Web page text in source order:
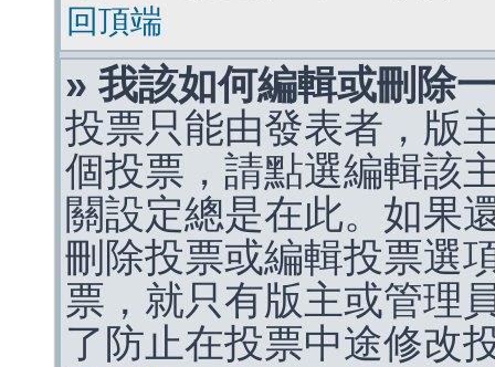
回頂端
» 我該如何編輯或刪除
投票只能由發表者，版
個投票，請點選編輯該
關設定總是在此。如果
刪除投票或編輯投票選
票，就只有版主或管理
了防止在投票中途修改